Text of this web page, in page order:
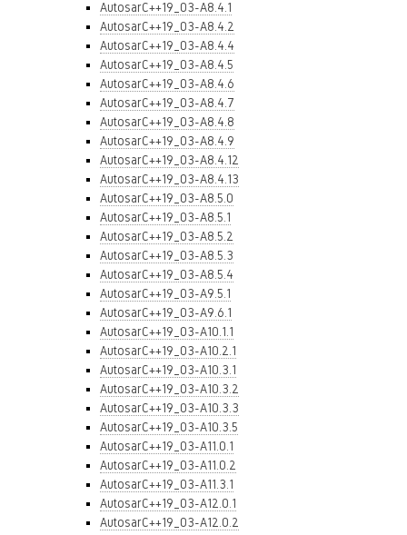
AutosarC++19_03-A8.4.1
AutosarC++19_03-A8.4.2
AutosarC++19_03-A8.4.4
AutosarC++19_03-A8.4.5
AutosarC++19_03-A8.4.6
AutosarC++19_03-A8.4.7
AutosarC++19_03-A8.4.8
AutosarC++19_03-A8.4.9
AutosarC++19_03-A8.4.12
AutosarC++19_03-A8.4.13
AutosarC++19_03-A8.5.0
AutosarC++19_03-A8.5.1
AutosarC++19_03-A8.5.2
AutosarC++19_03-A8.5.3
AutosarC++19_03-A8.5.4
AutosarC++19_03-A9.5.1
AutosarC++19_03-A9.6.1
AutosarC++19_03-A10.1.1
AutosarC++19_03-A10.2.1
AutosarC++19_03-A10.3.1
AutosarC++19_03-A10.3.2
AutosarC++19_03-A10.3.3
AutosarC++19_03-A10.3.5
AutosarC++19_03-A11.0.1
AutosarC++19_03-A11.0.2
AutosarC++19_03-A11.3.1
AutosarC++19_03-A12.0.1
AutosarC++19_03-A12.0.2